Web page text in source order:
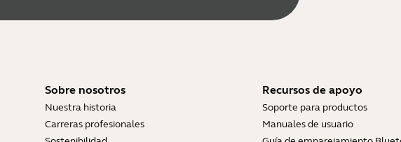
Sobre nosotros
Nuestra historia
Carreras profesionales
Recursos de apoyo
Soporte para productos
Manuales de usuario